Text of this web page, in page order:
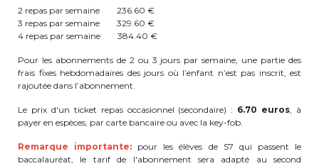
Coordination & Direction
+32 (0)2 375 94 84
coordination@apeee-bxl1-services.be
Garderie Berkendael
2 repas par semaine 236.60 €
3 repas par semaine 329.60 €
4 repas par semaine 384.40 €
Pour les abonnements de 2 ou 3 jours par semaine, une partie des
frais fixes hebdomadaires des jours où l’enfant n’est pas inscrit, est
rajoutée dans l’abonnement.
Le prix d'un ticket repas occasionnel (secondaire) : 6.70 euros, à
payer en espèces, par carte bancaire ou avec la key-fob.
Remarque importante: pour les élèves de S7 qui passent le
baccalauréat, le tarif de l'abonnement sera adapté au second